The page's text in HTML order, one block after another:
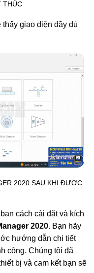
THÚC
thấy giao diện đầy đủ
2020 SAU KHI ĐƯỢC
cách cài đặt và kích
2020. Bạn hãy
hướng dẫn chi tiết
công. Chúng tôi đã
bị và cam kết bạn sẽ